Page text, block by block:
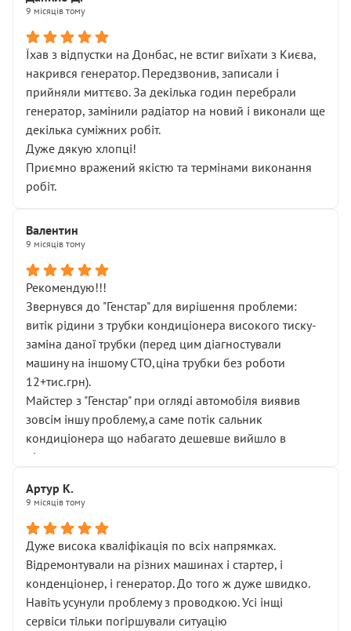
9 місяців тому
Їхав з відпустки на Донбас, не встиг виїхати з Києва,
накрився генератор. Передзвонив, записали і
прийняли миттєво. За декілька годин перебрали
генератор, замінили радіатор на новий і виконали ще
декілька суміжних робіт.
Дуже дякую хлопці!
Приємно вражений якістю та термінами виконання
робіт.
Валентин
9 місяців тому
Рекомендую!!!
Звернувся до "Генстар" для вирішення проблеми:
витік рідини з трубки кондиціонера високого тиску-
заміна даної трубки (перед цим діагностували
машину на іншому СТО,ціна трубки без роботи
12+тис.грн).
Майстер з "Генстар" при огляді автомобіля виявив
зовсім іншу проблему,а саме потік сальник
кондиціонера що набагато дешевше вийшло в
підсумку.
Артур К.
9 місяців тому
Дуже висока кваліфікація по всіх напрямках.
Відремонтували на різних машинах і стартер, і
конденціонер, і генератор. До того ж дуже швидко.
Навіть усунули проблему з проводкою. Усі інщі
сервіси тільки погіршували ситуацію